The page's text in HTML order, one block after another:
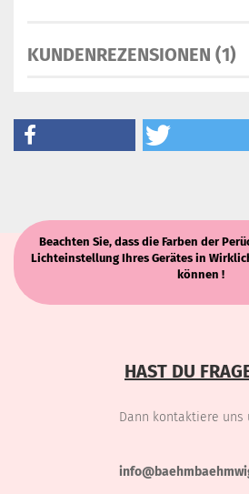
KUNDENREZENSIONEN (1)
Beachten Sie, dass die Farben der
Lichteinstellung Ihres Gerätes in
können !
HAST DU
Dann kontaktiere uns